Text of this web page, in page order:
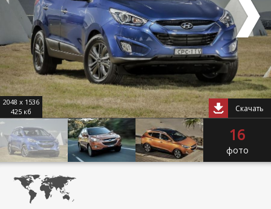
2048 x 1536
425 кб
Скачать
16
фото